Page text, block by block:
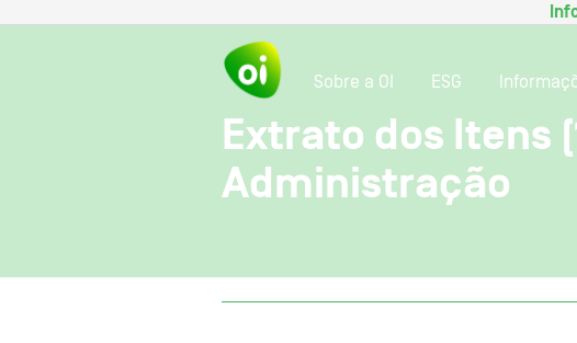
Sobre a OI ESG
Extrato dos Itens
Administração